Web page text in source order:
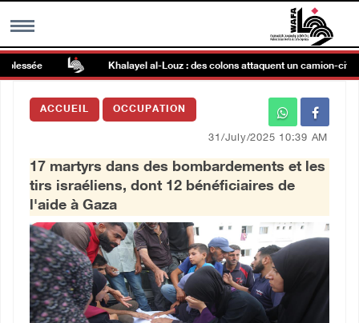
MENU
Galerie d’images
Centre palestinien
العربية
English
Khalayel al-Louz : des colons attaquent un camion-citerne
ACCUEIL OCCUPATION
31/July/2025 10:39 AM
17 martyrs dans des bombardements et les
tirs israéliens, dont 12 bénéficiaires de
l'aide à Gaza